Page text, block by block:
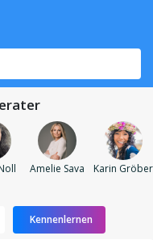
Amelie Sava Karin Gröber
Kennenlernen